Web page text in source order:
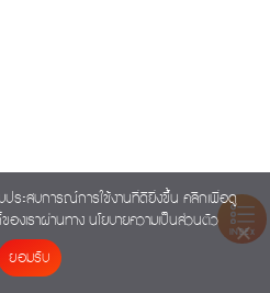
INDEX
บประสบการณ์การใช้งานที่ดียิ่งขึ้น คลิกเพื่อดู
องเราผ่านทาง นโยบายความเป็นส่วนตัว
ยอมรับ